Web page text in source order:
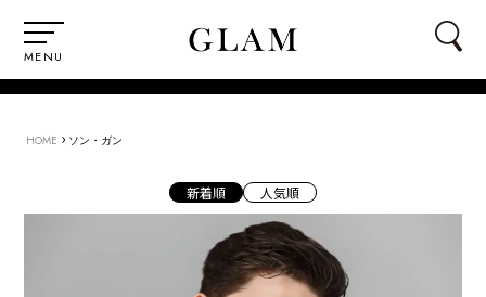
MENU
HOME › ソン・ガン
新着順 人気順